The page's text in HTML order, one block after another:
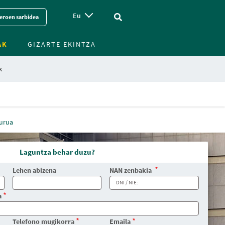
sarbidea Eu Vinculo - Buscar en la web
GIZARTE EKINTZA
Laguntza behar duzu?
Lehen abizena NAN zenbakia
Telefono mugikorra Emaila